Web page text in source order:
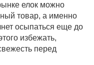
елок можно
товар, а именно
осыпаться еще до
избежать,
перед